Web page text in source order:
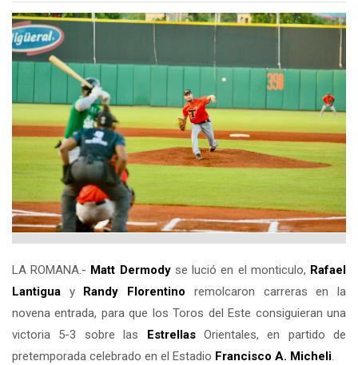
LA ROMANA.- Matt Dermodyse lució en el monticulo, Rafael
Lantigua y Randy Florentino remolcaron carreras en la
novena entrada, para que los Toros del Este consiguieran una
victoria 5-3 sobre las EstrellasOrientales, en partido de
pretemporada celebrado en el Estadio Francisco A. Micheli.